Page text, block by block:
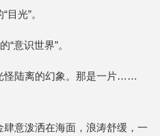
光”。
意识世界”。
怪陆离的幻象。那是一片……
意泼洒在海面，浪涛舒缓，一